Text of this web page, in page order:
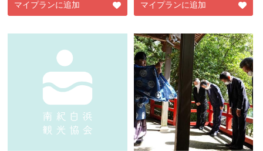
マイプランに追加 マイプランに追加